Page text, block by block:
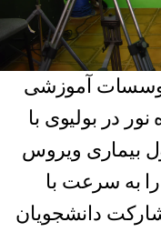
آموزشی
در بولیوی با
بیماری ویروس
به سرعت با
دانشجویان